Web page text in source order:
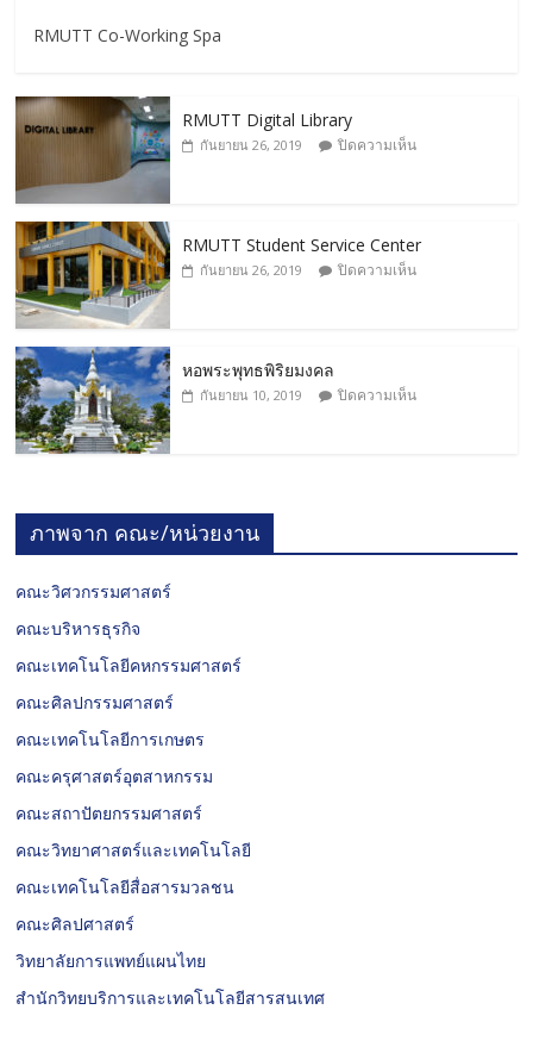
RMUTT Co-Working Spa
RMUTT Digital Library
กันยายน 26, 2019 ปิดความเห็น
RMUTT Student Service Center
กันยายน 26, 2019 ปิดความเห็น
หอพระพุทธพิริยมงคล
กันยายน 10, 2019 ปิดความเห็น
ภาพจาก คณะ/หน่วยงาน
คณะวิศวกรรมศาสตร์
คณะบริหารธุรกิจ
คณะเทคโนโลยีคหกรรมศาสตร์
คณะศิลปกรรมศาสตร์
คณะเทคโนโลยีการเกษตร
คณะครุศาสตร์อุตสาหกรรม
คณะสถาปัตยกรรมศาสตร์
คณะวิทยาศาสตร์และเทคโนโลยี
คณะเทคโนโลยีสื่อสารมวลชน
คณะศิลปศาสตร์
วิทยาลัยการแพทย์แผนไทย
สำนักวิทยบริการและเทคโนโลยีสารสนเทศ